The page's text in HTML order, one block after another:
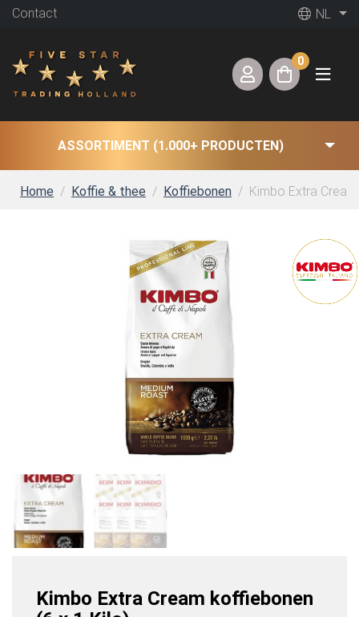
Contact NL
0
ASSORTIMENT (1.000+ PRODUCTEN)
Home Koffie & thee Koffiebonen Kimbo Extra
Kimbo Extra Cream koffiebonen